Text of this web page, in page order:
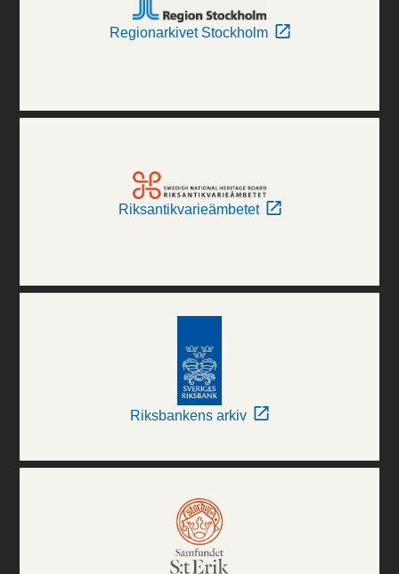
Regionarkivet Stockholm
Riksantikvarieämbetet
Riksbankens arkiv